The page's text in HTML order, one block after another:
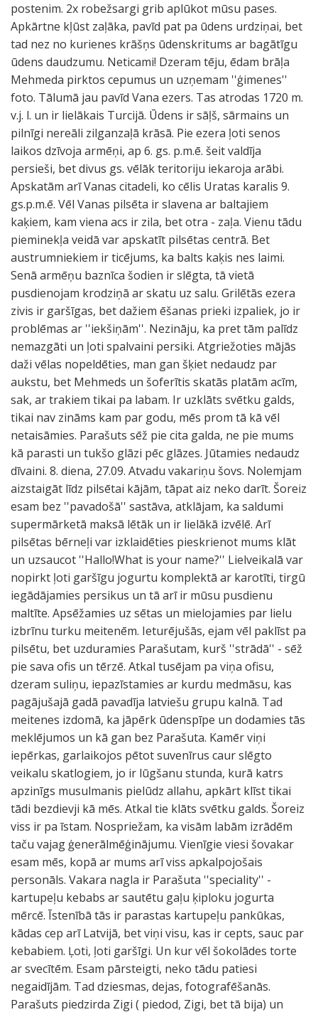
postenim. 2x robežsargi grib aplūkot mūsu pases.
Apkārtne kļūst zaļāka, pavīd pat pa ūdens urdziņai, bet
tad nez no kurienes krāšņs ūdenskritums ar bagātīgu
ūdens daudzumu. Neticami! Dzeram tēju, ēdam brāļa
Mehmeda pirktos cepumus un uzņemam ''ģimenes''
foto. Tālumā jau pavīd Vana ezers. Tas atrodas 1720 m.
v.j. l. un ir lielākais Turcijā. Ūdens ir sāļš, sārmains un
pilnīgi nereāli zilganzaļā krāsā. Pie ezera ļoti senos
laikos dzīvoja armēņi, ap 6. gs. p.m.ē. šeit valdīja
persieši, bet divus gs. vēlāk teritoriju iekaroja arābi.
Apskatām arī Vanas citadeli, ko cēlis Uratas karalis 9.
gs.p.m.ē. Vēl Vanas pilsēta ir slavena ar baltajiem
kaķiem, kam viena acs ir zila, bet otra - zaļa. Vienu tādu
pieminekļa veidā var apskatīt pilsētas centrā. Bet
austrumniekiem ir ticējums, ka balts kaķis nes laimi.
Senā armēņu baznīca šodien ir slēgta, tā vietā
pusdienojam krodziņā ar skatu uz salu. Grilētās ezera
zivis ir garšīgas, bet dažiem ēšanas prieki izpaliek, jo ir
problēmas ar ''iekšiņām''. Nezināju, ka pret tām palīdz
nemazgāti un ļoti spalvaini persiki. Atgriežoties mājās
daži vēlas nopeldēties, man gan šķiet nedaudz par
aukstu, bet Mehmeds un šoferītis skatās platām acīm,
sak, ar trakiem tikai pa labam. Ir uzklāts svētku galds,
tikai nav zināms kam par godu, mēs prom tā kā vēl
netaisāmies. Parašuts sēž pie cita galda, ne pie mums
kā parasti un tukšo glāzi pēc glāzes. Jūtamies nedaudz
dīvaini. 8. diena, 27.09. Atvadu vakariņu šovs. Nolemjam
aizstaigāt līdz pilsētai kājām, tāpat aiz neko darīt. Šoreiz
esam bez ''pavadošā'' sastāva, atklājam, ka saldumi
supermārketā maksā lētāk un ir lielākā izvēlē. Arī
pilsētas bērneļi var izklaidēties pieskrienot mums klāt
un uzsaucot ''Hallo!What is your name?'' Lielveikalā var
nopirkt ļoti garšīgu jogurtu komplektā ar karotīti, tirgū
iegādājamies persikus un tā arī ir mūsu pusdienu
maltīte. Apsēžamies uz sētas un mielojamies par lielu
izbrīnu turku meitenēm. Ieturējušās, ejam vēl paklīst pa
pilsētu, bet uzduramies Parašutam, kurš ''strādā'' - sēž
pie sava ofis un tērzē. Atkal tusējam pa viņa ofisu,
dzeram suliņu, iepazīstamies ar kurdu medmāsu, kas
pagājušajā gadā pavadīja latviešu grupu kalnā. Tad
meitenes izdomā, ka jāpērk ūdenspīpe un dodamies tās
meklējumos un kā gan bez Parašuta. Kamēr viņi
iepērkas, garlaikojos pētot suvenīrus caur slēgto
veikalu skatlogiem, jo ir lūgšanu stunda, kurā katrs
apzinīgs musulmanis pielūdz allahu, apkārt klīst tikai
tādi bezdievji kā mēs. Atkal tie klāts svētku galds. Šoreiz
viss ir pa īstam. Nospriežam, ka visām labām izrādēm
taču vajag ģenerālmēģinājumu. Vienīgie viesi šovakar
esam mēs, kopā ar mums arī viss apkalpojošais
personāls. Vakara nagla ir Parašuta ''speciality'' -
kartupeļu kebabs ar sautētu gaļu ķiploku jogurta
mērcē. Īstenībā tās ir parastas kartupeļu pankūkas,
kādas cep arī Latvijā, bet viņi visu, kas ir cepts, sauc par
kebabiem. Ļoti, ļoti garšīgi. Un kur vēl šokolādes torte
ar svecītēm. Esam pārsteigti, neko tādu patiesi
negaidījām. Tad dziesmas, dejas, fotografēšanās.
Parašuts piedzirda Zigi ( piedod, Zigi, bet tā bija) un